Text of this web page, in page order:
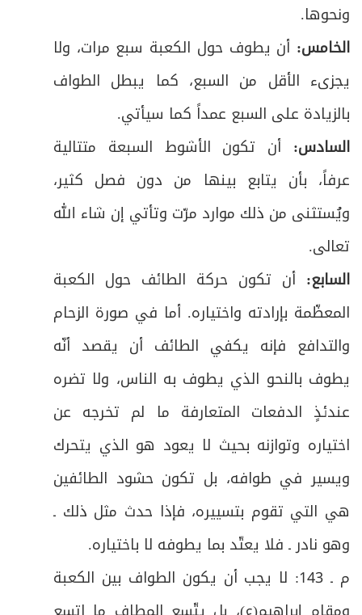
ونحوها.
الخامس: أن يطوف حول الكعبة سبع مرات، ولا
يجزىء الأقل من السبع، كما يبطل الطواف
بالزيادة على السبع عمداً كما سيأتي.
السادس: أن تكون الأشوط السبعة متتالية
عرفاً، بأن يتابع بينها من دون فصل كثير،
ويُستثنى من ذلك موارد مرّت وتأتي إن شاء الله
تعالى.
السابع: أن تكون حركة الطائف حول الكعبة
المعظّمة بإرادته واختياره. أما في صورة الزحام
والتدافع فإنه يكفي الطائف أن يقصد أنّه
يطوف بالنحو الذي يطوف به الناس، ولا تضره
عندئذٍ الدفعات المتعارفة ما لم تخرجه عن
اختياره وتوازنه بحيث لا يعود هو الذي يتحرك
ويسير في طوافه، بل تكون حشود الطائفين
هي التي تقوم بتسييره، فإذا حدث مثل ذلك ـ
وهو نادر ـ فلا يعتّد بما يطوفه لا باختياره.
م ـ 143: لا يجب أن يكون الطواف بين الكعبة
ص
60 الفرع الأول: في طواف الحجّ وصلاته والسعي
ص
61 الفرع الثاني: في طواف النساء وصلاته
62 فرعٌ: في آداب الطواف والسعي
ص
63 المبحث السادس: في أعمال منى أيام التشريق
64 الأول: المبيت بمنى
ص
65 فرعٌ: في آداب منى
ص
66 الثاني: في رمي الجمار أيام التشريق
67 فرع: في طواف الوداع
ص68
البـاب الثـاني في باقي أنواع الحجّ والعمرة وفيه
فصلان
ص
69 الفصل الأول: في حجّ الإفراد والقران
ص الفصل الثاني: في العمرة المفردة
71 خـاتمـــة وفيها خمسة مطالب
ص
72 المطلب الأول: في الكفارات